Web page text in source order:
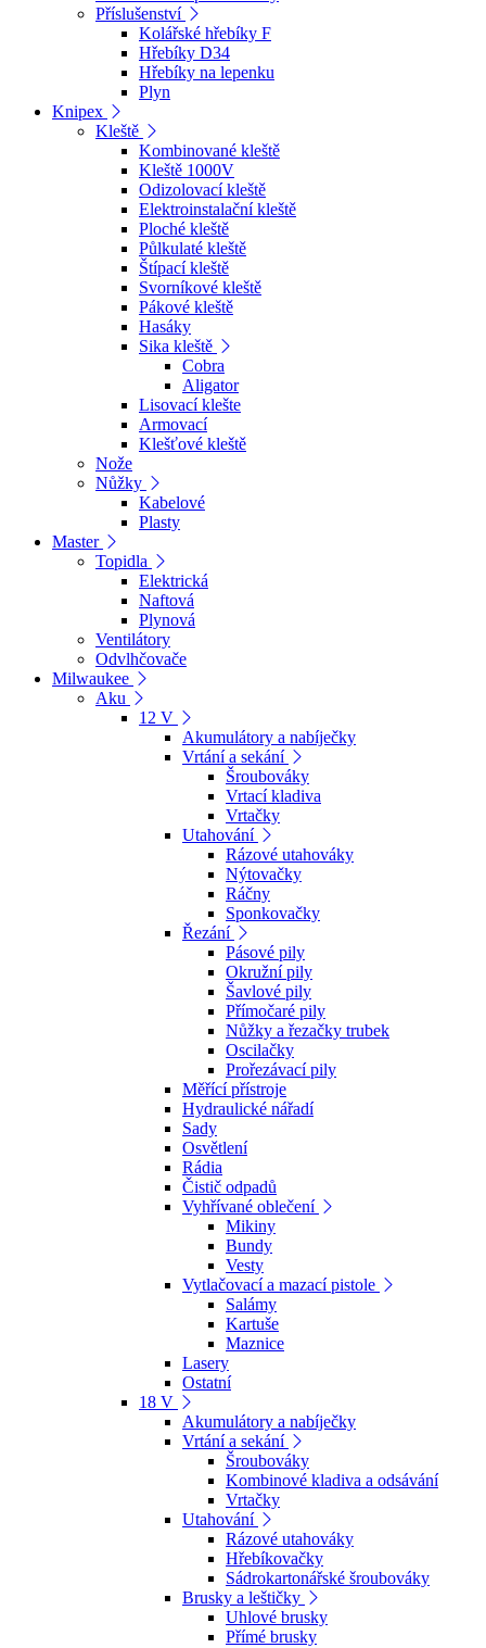
Příslušenství
Kolářské hřebíky F
Hřebíky D34
Hřebíky na lepenku
Plyn
Knipex
Kleště
Kombinované kleště
Kleště 1000V
Odizolovací kleště
Elektroinstalační kleště
Ploché kleště
Půlkulaté kleště
Štípací kleště
Svorníkové kleště
Pákové kleště
Hasáky
Sika kleště
Cobra
Aligator
Lisovací klešte
Armovací
Klešťové kleště
Nože
Nůžky
Kabelové
Plasty
Master
Topidla
Elektrická
Naftová
Plynová
Ventilátory
Odvlhčovače
Milwaukee
Aku
12 V
Akumulátory a nabíječky
Vrtání a sekání
Šroubováky
Vrtací kladiva
Vrtačky
Utahování
Rázové utahováky
Nýtovačky
Ráčny
Sponkovačky
Řezání
Pásové pily
Okružní pily
Šavlové pily
Přímočaré pily
Nůžky a řezačky trubek
Oscilačky
Prořezávací pily
Měřící přístroje
Hydraulické nářadí
Sady
Osvětlení
Rádia
Čistič odpadů
Vyhřívané oblečení
Mikiny
Bundy
Vesty
Vytlačovací a mazací pistole
Salámy
Kartuše
Maznice
Lasery
Ostatní
18 V
Akumulátory a nabíječky
Vrtání a sekání
Šroubováky
Kombinové kladiva a odsávání
Vrtačky
Utahování
Rázové utahováky
Hřebíkovačky
Sádrokartonářské šroubováky
Brusky a leštičky
Uhlové brusky
Přímé brusky